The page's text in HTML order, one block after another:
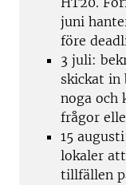
juni
före
3 juli:
skickat in
noga och
frågor
15
lokaler
tillfällen